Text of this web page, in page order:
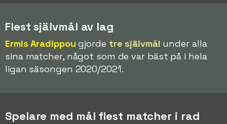
Flest självmål av lag
Ermis Aradippou gjorde tre självmål under alla
sina matcher, något som de var bäst på i hela
ligan säsongen 2020/2021.
Spelare med mål flest matcher i rad